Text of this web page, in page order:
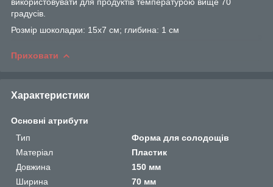
градусів.
Розмір шоколадки: 15х7 см; глибина: 1 см
Приховати
Характеристики
Основні атрибути
Тип
Форма для солодощів
Матеріал
Пластик
Довжина
150 мм
Ширина
70 мм